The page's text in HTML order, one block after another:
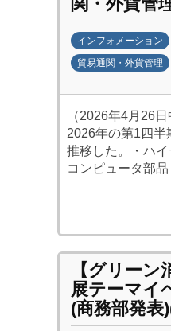
インフォメーション
貿易通関・外貨管理
日
中
投
構
(
j
c
（2026年4月26
2026年の第1四半
推移した。・ハ
コンピュータ部
【グリー
展テーマイ
(商務部発表